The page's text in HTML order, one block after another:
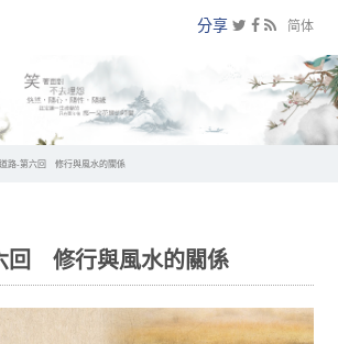
简体
分享
道路-第六回 修行與風水的關係
回 修行與風水的關係